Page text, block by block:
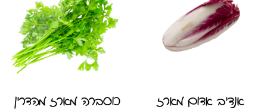
כוסברה מארז מהדרין אנדיב אדום מארז